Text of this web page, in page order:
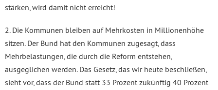
stärken, wird damit nicht erreicht!
2. Die Kommunen bleiben auf Mehrkosten in Millionenhöhe
sitzen. Der Bund hat den Kommunen zugesagt, dass
Mehrbelastungen, die durch die Reform entstehen,
ausgeglichen werden. Das Gesetz, das wir heute beschließen,
sieht vor, dass der Bund statt 33 Prozent zukünftig 40 Prozent